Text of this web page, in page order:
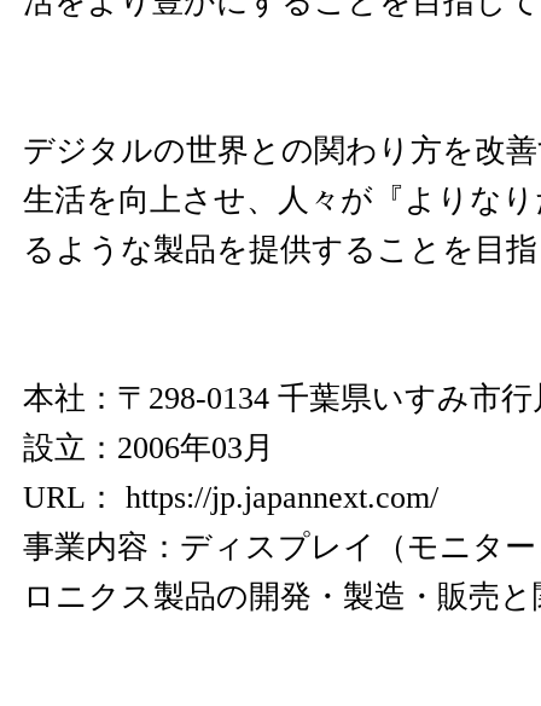
デジタルの世界との関わり方を改
生活を向上させ、人々が『よりな
るような製品を提供することを目
本社：〒298-0134 千葉県いすみ市行
設立：2006年03月
URL： https://jp.japannext.com/
事業内容：ディスプレイ（モニタ
ロニクス製品の開発・製造・販売